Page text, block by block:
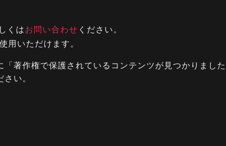
くはお問い合わせ ください。
用いただけます。
著作権で保護されているコンテンツが見つかりまし
い。